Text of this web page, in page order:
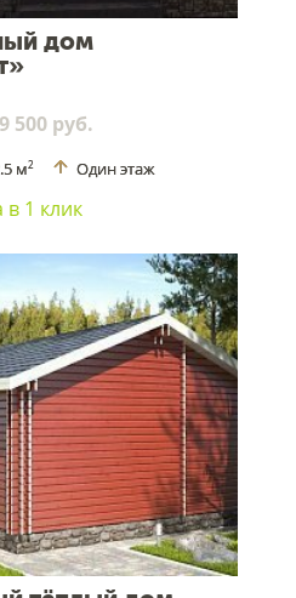
дом
500 руб.
м2 Один этаж
в 1 клик